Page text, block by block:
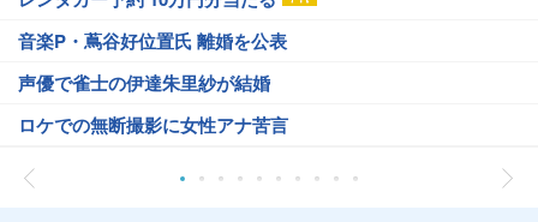
音楽P・蔦谷好位置氏 離婚を公表
声優で雀士の伊達朱里紗が結婚
ロケでの無断撮影に女性アナ苦言